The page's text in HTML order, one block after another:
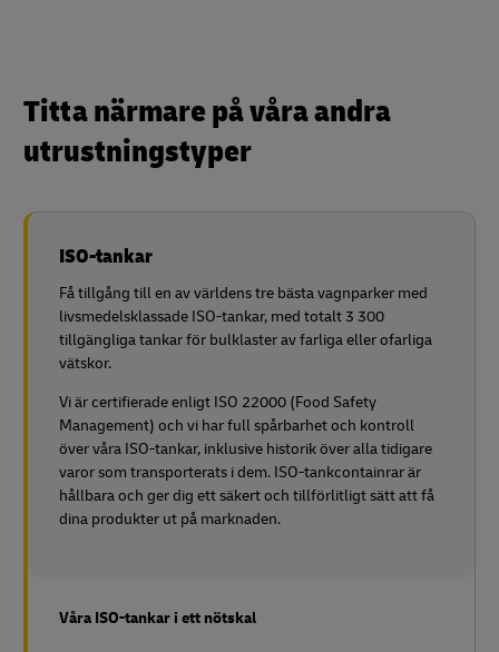
Titta närmare på våra andra
utrustningstyper
ISO-tankar
Få tillgång till en av världens tre bästa vagnparker med
livsmedelsklassade ISO-tankar, med totalt 3 300
tillgängliga tankar för bulklaster av farliga eller ofarliga
vätskor.
Vi är certifierade enligt ISO 22000 (Food Safety
Management) och vi har full spårbarhet och kontroll
över våra ISO-tankar, inklusive historik över alla tidigare
varor som transporterats i dem. ISO-tankcontainrar är
hållbara och ger dig ett säkert och tillförlitligt sätt att få
dina produkter ut på marknaden.
Våra ISO-tankar i ett nötskal